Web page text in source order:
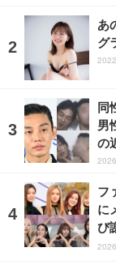
あ
グ
同
男
の
フ
に
び